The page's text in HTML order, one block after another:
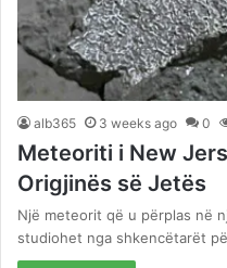
alb365 3 weeks ago 0
Meteoriti i New
Origjinës së Jetës
Një meteorit që u përplas në
studiohet nga shkencëtarët